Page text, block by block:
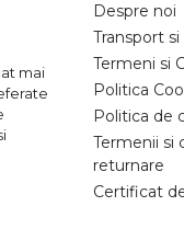
mai
Despre noi
Transport
Termeni si
Politica
Politica de
Termenii si
returnare
Certificat